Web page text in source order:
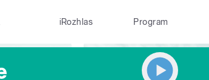
iRozhlas Program